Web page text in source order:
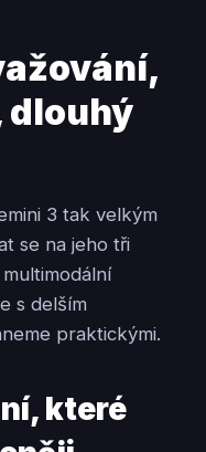
3 tak velkým
se na jeho tři
s delším
praktickými.
které